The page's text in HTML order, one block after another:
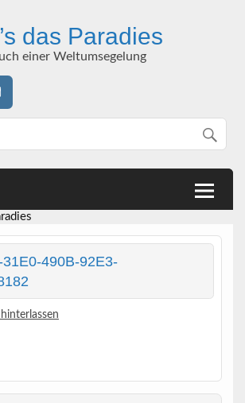
das Paradies
einer Weltumsegelung
490B-92E3-